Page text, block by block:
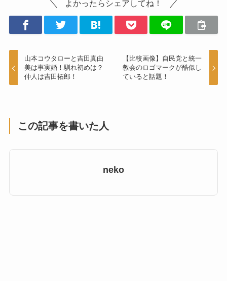
よかったらシェアしてね！
山本コウタローと吉田真由
美は事実婚！馴れ初めは？
仲人は吉田拓郎！
【比較画像】自民党と統一
教会のロゴマークが酷似し
ていると話題！
この記事を書いた人
neko